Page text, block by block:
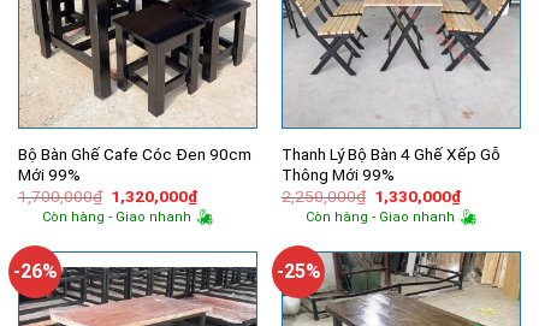
Bộ Bàn Ghế Cafe Cóc Đen 90cm
Mới 99%
1,700,000₫ Giá
gốc
là:
1,320,000₫Giá
hiện
tại
1,320,000₫.
Còn hàng - Giao nhanh
Thanh Lý Bộ Bàn 4 Ghế Xếp Gỗ
Thông Mới 99%
2,250,000₫ Giá
gốc
là:
1,330,000₫Giá
hiện
tại
Còn hàng - Giao nhanh
-26% -25%